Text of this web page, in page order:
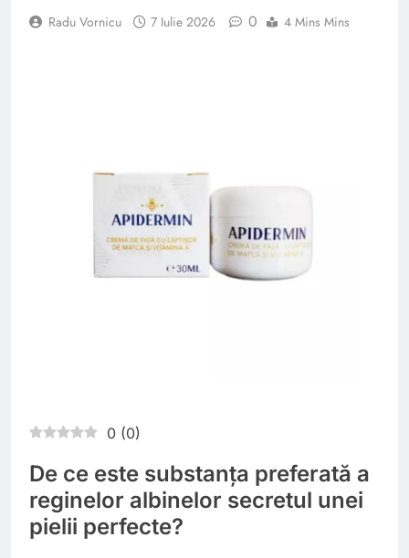
Radu Vornicu 7 Iulie 2026 0 4 Mins Mins
0 (0)
De ce este substanța preferată a
reginelor albinelor secretul unei
pielii perfecte?